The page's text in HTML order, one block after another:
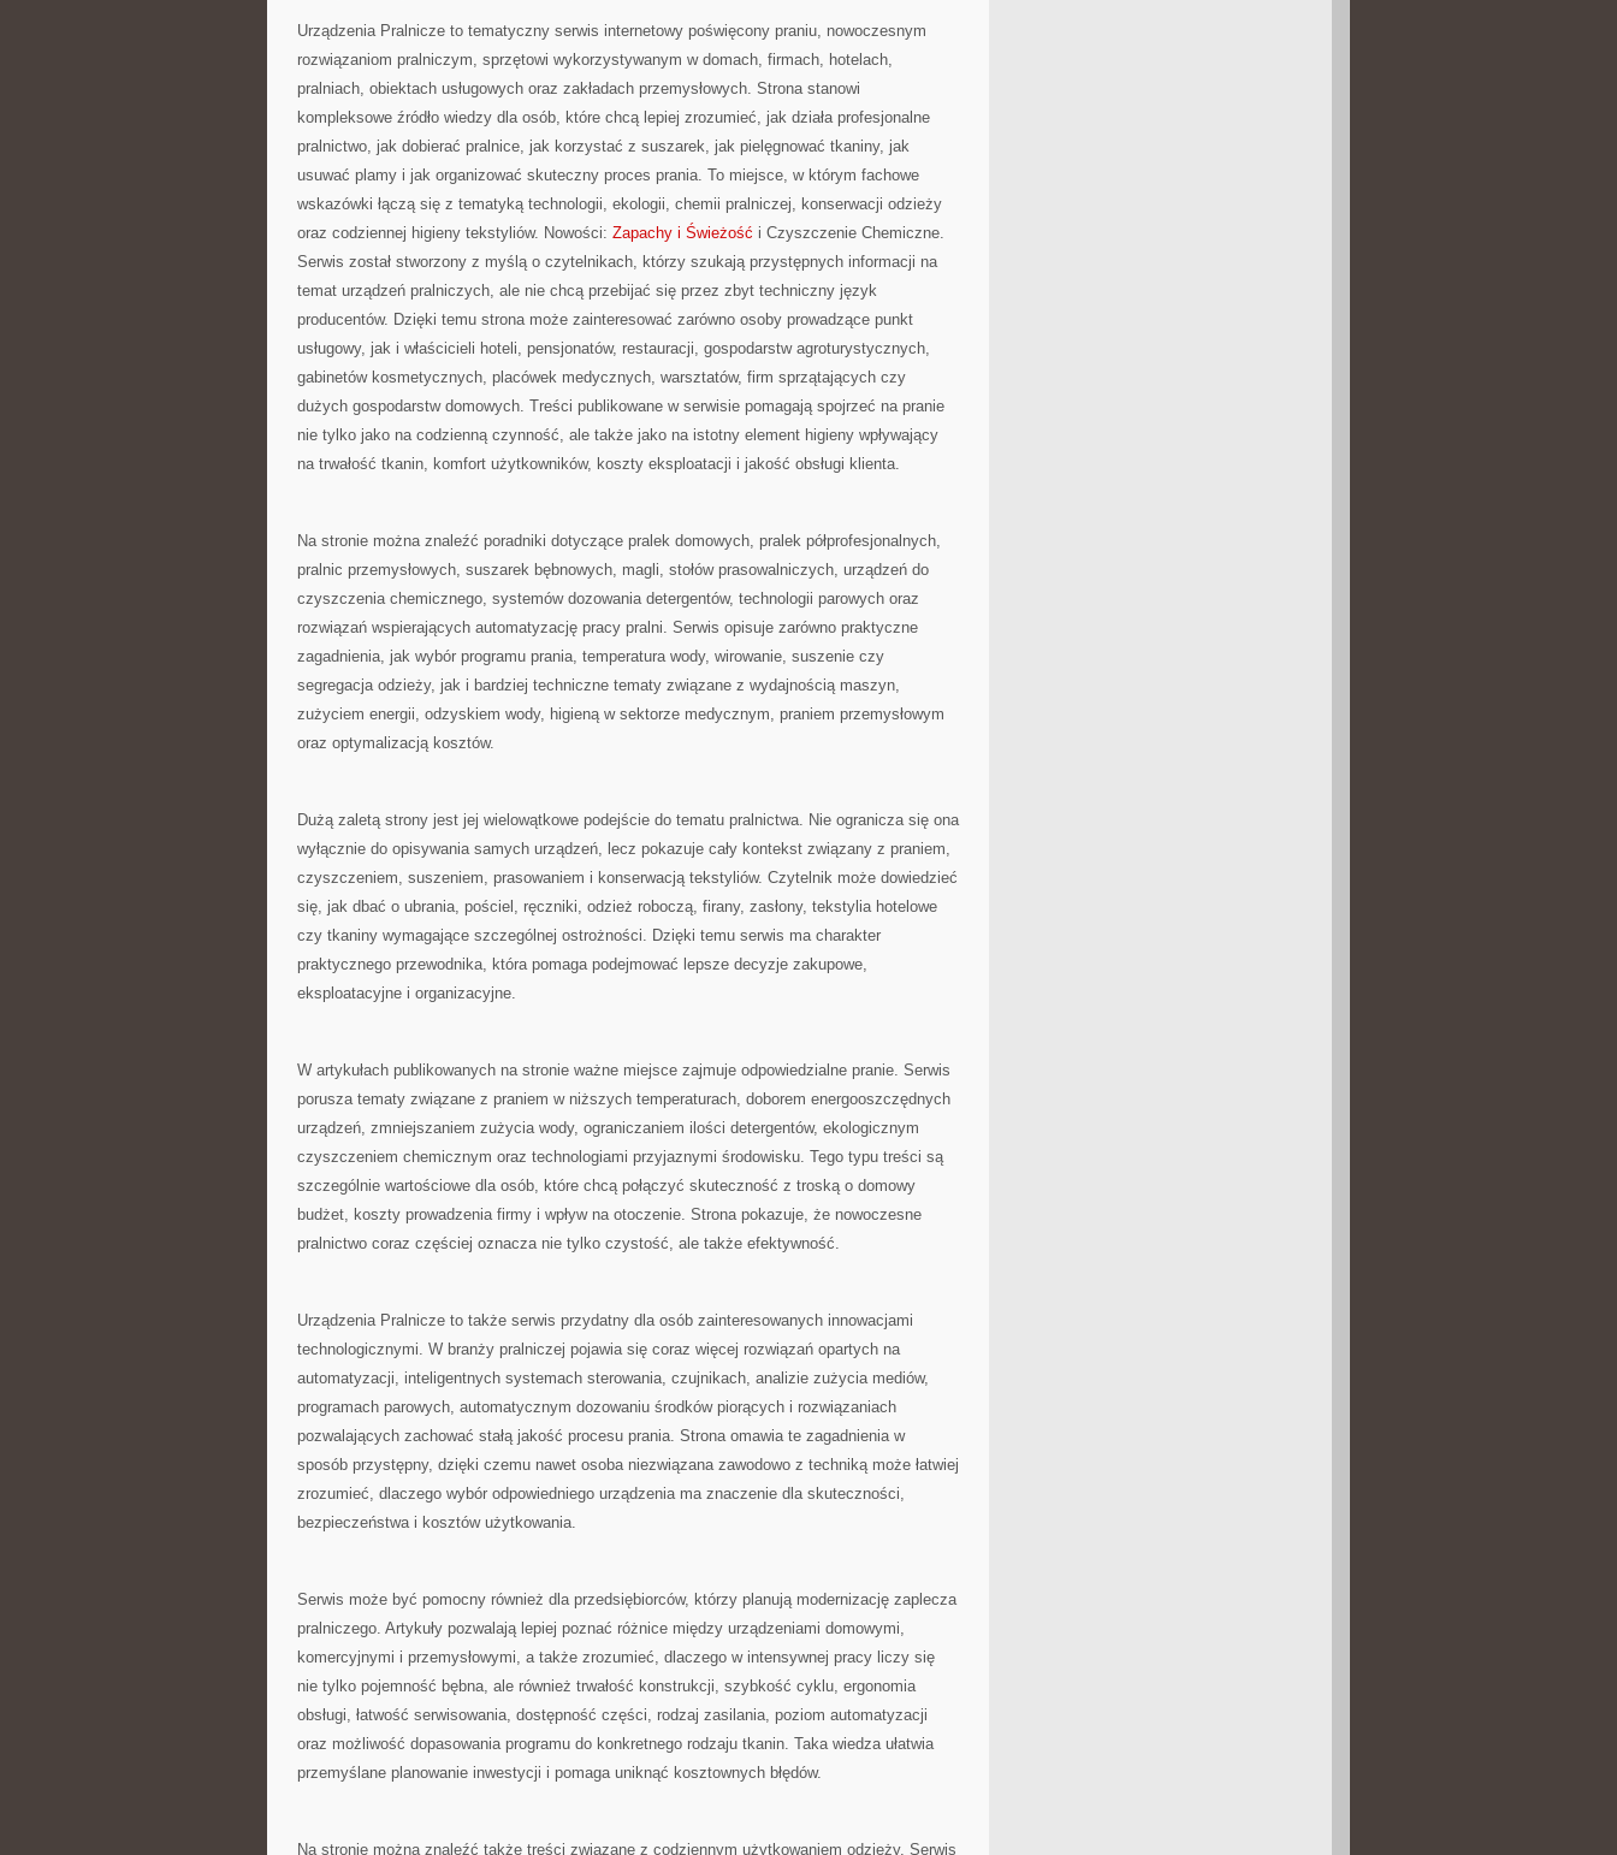
Urządzenia Pralnicze to tematyczny serwis internetowy poświęcony praniu, nowoczesnym
rozwiązaniom pralniczym, sprzętowi wykorzystywanym w domach, firmach, hotelach,
pralniach, obiektach usługowych oraz zakładach przemysłowych. Strona stanowi
kompleksowe źródło wiedzy dla osób, które chcą lepiej zrozumieć, jak działa profesjonalne
pralnictwo, jak dobierać pralnice, jak korzystać z suszarek, jak pielęgnować tkaniny, jak
usuwać plamy i jak organizować skuteczny proces prania. To miejsce, w którym fachowe
wskazówki łączą się z tematyką technologii, ekologii, chemii pralniczej, konserwacji odzieży
oraz codziennej higieny tekstyliów. Nowości: Zapachy i Świeżość i Czyszczenie Chemiczne.
Serwis został stworzony z myślą o czytelnikach, którzy szukają przystępnych informacji na
temat urządzeń pralniczych, ale nie chcą przebijać się przez zbyt techniczny język
producentów. Dzięki temu strona może zainteresować zarówno osoby prowadzące punkt
usługowy, jak i właścicieli hoteli, pensjonatów, restauracji, gospodarstw agroturystycznych,
gabinetów kosmetycznych, placówek medycznych, warsztatów, firm sprzątających czy
dużych gospodarstw domowych. Treści publikowane w serwisie pomagają spojrzeć na pranie
nie tylko jako na codzienną czynność, ale także jako na istotny element higieny wpływający
na trwałość tkanin, komfort użytkowników, koszty eksploatacji i jakość obsługi klienta.
Na stronie można znaleźć poradniki dotyczące pralek domowych, pralek półprofesjonalnych,
pralnic przemysłowych, suszarek bębnowych, magli, stołów prasowalniczych, urządzeń do
czyszczenia chemicznego, systemów dozowania detergentów, technologii parowych oraz
rozwiązań wspierających automatyzację pracy pralni. Serwis opisuje zarówno praktyczne
zagadnienia, jak wybór programu prania, temperatura wody, wirowanie, suszenie czy
segregacja odzieży, jak i bardziej techniczne tematy związane z wydajnością maszyn,
zużyciem energii, odzyskiem wody, higieną w sektorze medycznym, praniem przemysłowym
oraz optymalizacją kosztów.
Dużą zaletą strony jest jej wielowątkowe podejście do tematu pralnictwa. Nie ogranicza się ona
wyłącznie do opisywania samych urządzeń, lecz pokazuje cały kontekst związany z praniem,
czyszczeniem, suszeniem, prasowaniem i konserwacją tekstyliów. Czytelnik może dowiedzieć
się, jak dbać o ubrania, pościel, ręczniki, odzież roboczą, firany, zasłony, tekstylia hotelowe
czy tkaniny wymagające szczególnej ostrożności. Dzięki temu serwis ma charakter
praktycznego przewodnika, która pomaga podejmować lepsze decyzje zakupowe,
eksploatacyjne i organizacyjne.
W artykułach publikowanych na stronie ważne miejsce zajmuje odpowiedzialne pranie. Serwis
porusza tematy związane z praniem w niższych temperaturach, doborem energooszczędnych
urządzeń, zmniejszaniem zużycia wody, ograniczaniem ilości detergentów, ekologicznym
czyszczeniem chemicznym oraz technologiami przyjaznymi środowisku. Tego typu treści są
szczególnie wartościowe dla osób, które chcą połączyć skuteczność z troską o domowy
budżet, koszty prowadzenia firmy i wpływ na otoczenie. Strona pokazuje, że nowoczesne
pralnictwo coraz częściej oznacza nie tylko czystość, ale także efektywność.
Urządzenia Pralnicze to także serwis przydatny dla osób zainteresowanych innowacjami
technologicznymi. W branży pralniczej pojawia się coraz więcej rozwiązań opartych na
automatyzacji, inteligentnych systemach sterowania, czujnikach, analizie zużycia mediów,
programach parowych, automatycznym dozowaniu środków piorących i rozwiązaniach
pozwalających zachować stałą jakość procesu prania. Strona omawia te zagadnienia w
sposób przystępny, dzięki czemu nawet osoba niezwiązana zawodowo z techniką może łatwiej
zrozumieć, dlaczego wybór odpowiedniego urządzenia ma znaczenie dla skuteczności,
bezpieczeństwa i kosztów użytkowania.
Serwis może być pomocny również dla przedsiębiorców, którzy planują modernizację zaplecza
pralniczego. Artykuły pozwalają lepiej poznać różnice między urządzeniami domowymi,
komercyjnymi i przemysłowymi, a także zrozumieć, dlaczego w intensywnej pracy liczy się
nie tylko pojemność bębna, ale również trwałość konstrukcji, szybkość cyklu, ergonomia
obsługi, łatwość serwisowania, dostępność części, rodzaj zasilania, poziom automatyzacji
oraz możliwość dopasowania programu do konkretnego rodzaju tkanin. Taka wiedza ułatwia
przemyślane planowanie inwestycji i pomaga uniknąć kosztownych błędów.
Na stronie można znaleźć także treści związane z codziennym użytkowaniem odzieży. Serwis